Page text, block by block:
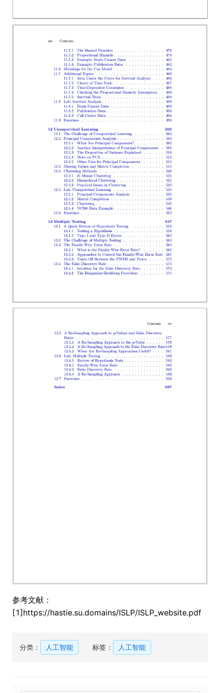
参考文献：
[1]https://hastie.su.domains/ISLP/ISLP_website.pdf
分类： 人工智能 标签： 人工智能